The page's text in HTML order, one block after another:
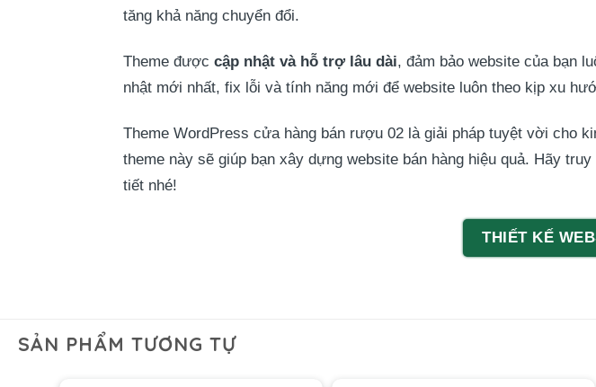
tăng khả năng chuyển đổi.
Theme được cập nhật và hỗ trợ lâu dài, đảm bảo website của bạn
nhật mới nhất, fix lỗi và tính năng mới để website luôn theo kịp xu
Theme WordPress cửa hàng bán rượu 02 là giải pháp tuyệt vời cho
theme này sẽ giúp bạn xây dựng website bán hàng hiệu quả. Hãy truy
tiết nhé!
THIẾT KẾ
SẢN PHẨM TƯƠNG TỰ